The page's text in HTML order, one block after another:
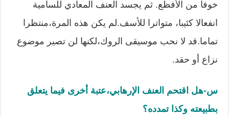
خوفا من الأفظع. ثم يجسد العنف المعادي للسامية
انفعالا كئيبا، متواترا للأسف.لم يكن هذه المرة،منتظرا
تماما.قد لا نحب موسيقى الروك،لكنها لن تصير موضوع
نزاع أو حقد.
س-هل اقتحم العنف الإرهابي،عتبة أخرى فيما يتعلق
بطبيعته وكذا تمدده؟